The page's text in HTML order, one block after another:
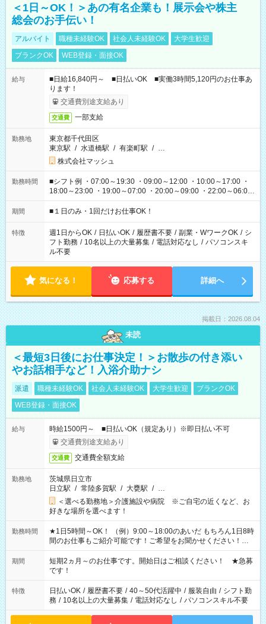
＜1日～OK！＞あの有名企業も！展示会や株主
総会のお手伝い！
アルバイト 職種未経験OK 社会人未経験OK
大学生歓迎
ブランクOK
WEB登録・面接OK
給与
■日給16,840円～ ■日払いOK ■実働3時間5,120円のお仕事あ
ります！
交通費別途支給あり
交通費 一部支給
勤務地
東京都千代田区
東京駅 / 水道橋駅 / 有楽町駅 / …
株式会社マッシュ
勤務時間
■シフト例 ・07:00～19:30 ・09:00～12:00 ・10:00～17:00 ・
18:00～23:00 ・19:00～07:00 ・20:00～09:00 ・22:00～06:00
etc ★最短で3時間で5,120円のお仕事から 15時間で2万円近く稼
げるお仕事も！ ご希望のお時間に合わせてご紹介！ ※シフトは
ください！
期間 ■１日のみ・1回だけお仕事OK！
特徴 週1日からOK / 日払いOK / 履歴書不要 / 副業・WワークOK / シ
フト勤務 / 10名以上の大量募集 / 電話対応なし / パソコンスキ
ル不要
気になる！ 応募する 詳細へ
掲載日：2026.08.04
未読
＜最短3日後にお仕事決定！＞お散歩の付き添い
やお話相手など！入浴介助ナシ
派遣 職種未経験OK 社会人未経験OK 大学生歓迎
ブランクOK
WEB登録・面接OK
給与
時給1500円～ ■日払いOK（規定あり）※即日払い不可
交通費別途支給あり
交通費 交通費全額支給
勤務地
茨城県日立市
日立駅 / 常陸多賀駅 / 大甕駅 / …
＜選べる勤務地＞介護施設や病院 ※ご自宅の近くなど、お
好きな場所を選べます！
勤務時間
★1日5時間～OK！ （例）9:00～18:00のあいだ もちろん1日8時
間のお仕事もご紹介可能です！ご希望をお聞かせください！★
家庭の都合でお休みが必要な場合も遠慮なくご相談ください。
※週最低15時間以上の勤務が必要です
期間
短期2ヵ月～のお仕事です。開始日はご相談ください！ ★急募
です！
特徴 日払いOK / 履歴書不要 / 40～50代活躍中 / 服装自由 / シフト勤
務 / 10名以上の大量募集 / 電話対応なし / パソコンスキル不要